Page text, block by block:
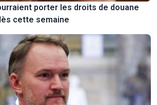
porter les droits de douane
cette semaine